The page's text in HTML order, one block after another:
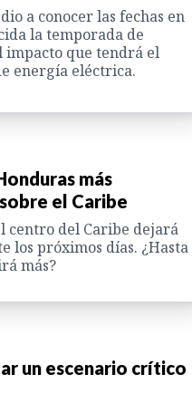
a conocer las fechas en
la temporada de
impacto que tendrá el
energía eléctrica.
más
el Caribe
centro del Caribe dejará
los próximos días. ¿Hasta
más?
un escenario crítico